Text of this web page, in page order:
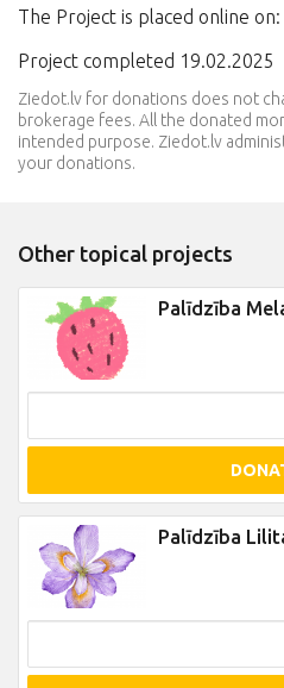
The Project is placed online
Project completed 19.02.2025
Ziedot.lv for donations does not
brokerage fees. All the donated
intended purpose. Ziedot.lv
your donations.
Other topical projects
Palīdzība
Palīdzība